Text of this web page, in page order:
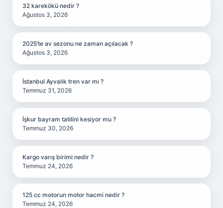
32 karekökü nedir ?
Ağustos 3, 2026
2025’te av sezonu ne zaman açılacak ?
Ağustos 3, 2026
İstanbul Ayvalık tren var mı ?
Temmuz 31, 2026
İşkur bayram tatilini kesiyor mu ?
Temmuz 30, 2026
Kargo varış birimi nedir ?
Temmuz 24, 2026
125 cc motorun motor hacmi nedir ?
Temmuz 24, 2026